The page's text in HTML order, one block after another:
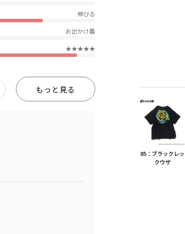
伸びる
お出かけ着
★★★★★
もっと見る
85：ブラックレッ
クウザ